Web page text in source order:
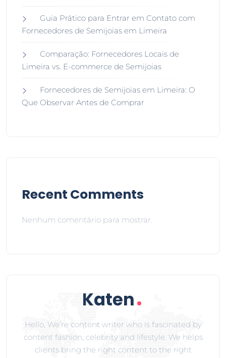
Guia Prático para Entrar em Contato com
Fornecedores de Semijoias em Limeira
Comparação: Fornecedores Locais de
Limeira vs. E-commerce de Semijoias
Fornecedores de Semijoias em Limeira: O
Que Observar Antes de Comprar
Recent Comments
Nenhum comentário para mostrar.
Hello, We’re content writer who is fascinated by
content fashion, celebrity and lifestyle. We helps
clients bring the right content to the right